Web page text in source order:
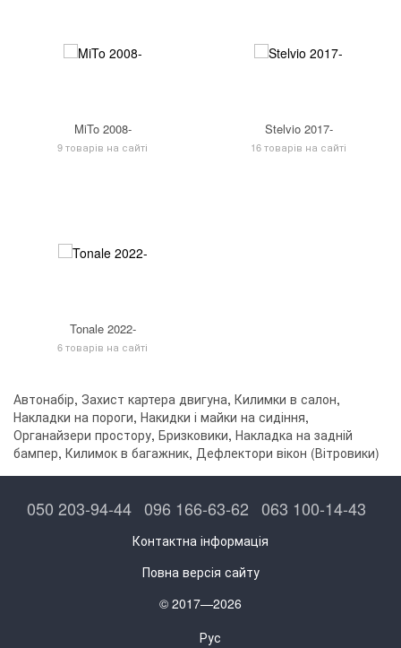
MiTo 2008-
9 товарів на сайті
Stelvio 2017-
16 товарів на сайті
Tonale 2022-
6 товарів на сайті
Автонабір, Захист картера двигуна, Килимки в салон,
Накладки на пороги, Накидки і майки на сидіння,
Органайзери простору, Бризковики, Накладка на задній
бампер, Килимок в багажник, Дефлектори вікон (Вітровики)
050 203-94-44 096 166-63-62 063 100-14-43
Контактна інформація
Повна версія сайту
© 2017—2026
Рус